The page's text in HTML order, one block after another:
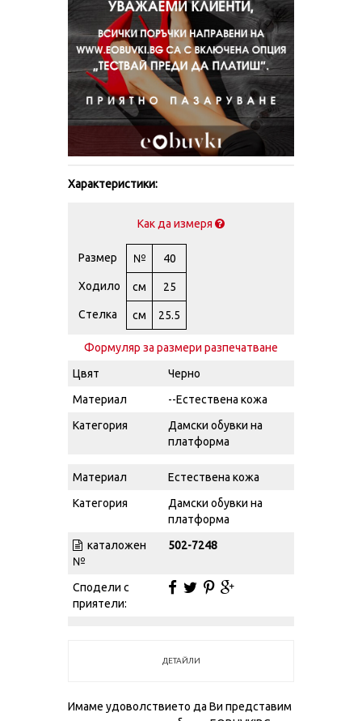
Характеристики:
Как да измеря
Размер № 40
Ходило см 25
Стелка см 25.5
Формуляр за размери разпечатване
Цвят
Черно
Материал
--Естествена кожа
Категория
Дамски обувки на
платформа
Материал
Естествена кожа
Категория
Дамски обувки на
платформа
каталожен
№
502-7248
Сподели с
приятели:
ДЕТАЙЛИ
Имаме удоволствието да Ви представим